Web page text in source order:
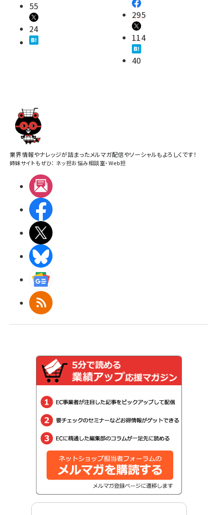
55
24
295
114
40
業界情報やナレッジが詰まったメルマガ配信やソーシャルもよろしくです！
姉妹サイトもぜひ： ネッ担お悩み相談室・Web担
RSS